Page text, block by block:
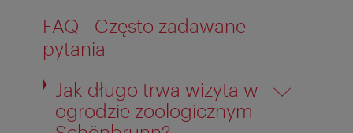
FAQ - Często zadawane
pytania
Jak długo trwa wizyta w
ogrodzie zoologicznym